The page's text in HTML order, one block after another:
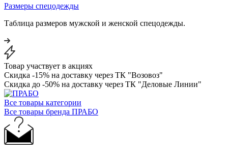
Размеры спецодежды
Таблица размеров мужской и женской спецодежды.
Товар участвует в акциях
Скидка -15% на доставку через ТК "Возовоз"
Скидка до -50% на доставку через ТК "Деловые Линии"
Все товары категории
Все товары бренда ПРАБО